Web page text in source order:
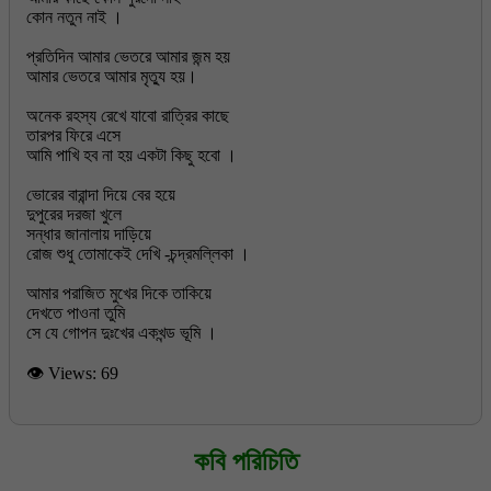
কোন নতুন নাই ।
প্রতিদিন আমার ভেতরে আমার জন্ম হয়
আমার ভেতরে আমার মৃত্যু হয়।
অনেক রহস্য রেখে যাবো রাত্রির কাছে
তারপর ফিরে এসে
আমি পাখি হব না হয় একটা কিছু হবো ।
ভোরের বারান্দা দিয়ে বের হয়ে
দুপুরের দরজা খুলে
সন্ধার জানালায় দাড়িয়ে
রোজ শুধু তোমাকেই দেখি -চন্দ্রমল্লিকা ।
আমার পরাজিত মুখের দিকে তাকিয়ে
দেখতে পাওনা তুমি
👁 Views: 69
কবি পরিচিতি